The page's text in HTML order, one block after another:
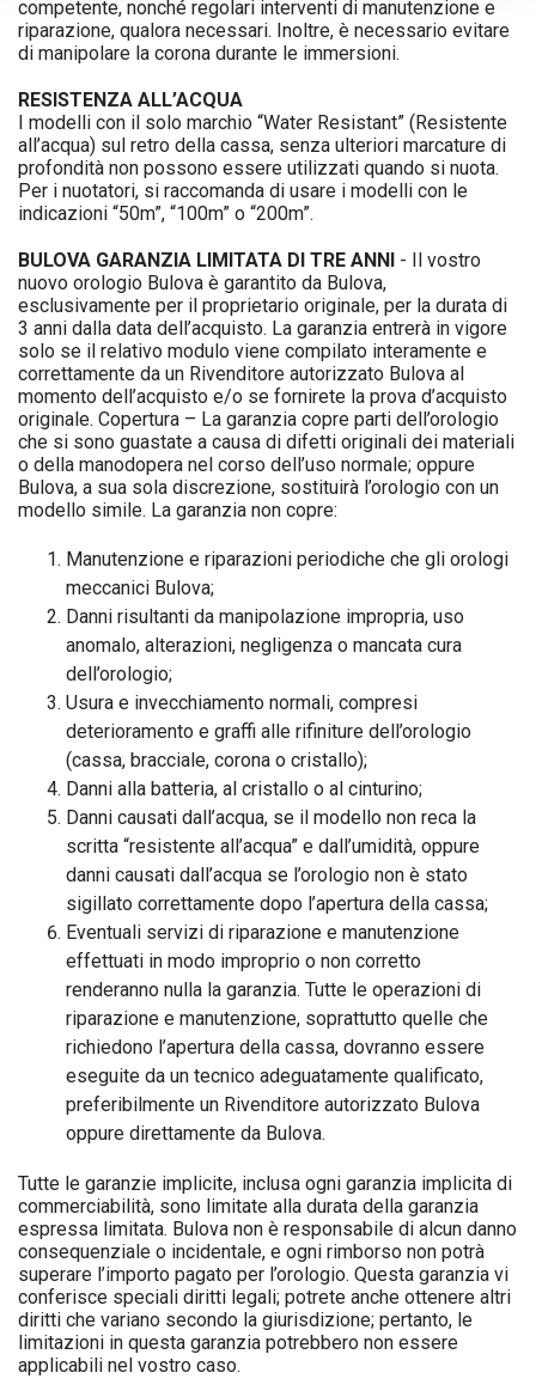
competente, nonché regolari interventi di manutenzione e
riparazione, qualora necessari. Inoltre, è necessario evitare
di manipolare la corona durante le immersioni.
RESISTENZA ALL’ACQUA
I modelli con il solo marchio “Water Resistant” (Resistente
all’acqua) sul retro della cassa, senza ulteriori marcature di
profondità non possono essere utilizzati quando si nuota.
Per i nuotatori, si raccomanda di usare i modelli con le
indicazioni “50m”, “100m” o “200m”.
BULOVA GARANZIA LIMITATA DI TRE ANNI
- Il vostro
nuovo orologio Bulova è garantito da Bulova,
esclusivamente per il proprietario originale, per la durata di
3 anni dalla data dell’acquisto. La garanzia entrerà in vigore
solo se il relativo modulo viene compilato interamente e
correttamente da un Rivenditore autorizzato Bulova al
momento dell’acquisto e/o se fornirete la prova d’acquisto
originale. Copertura – La garanzia copre parti dell’orologio
che si sono guastate a causa di difetti originali dei materiali
o della manodopera nel corso dell’uso normale; oppure
Bulova, a sua sola discrezione, sostituirà l’orologio con un
modello simile. La garanzia non copre:
Manutenzione e riparazioni periodiche che gli orologi
meccanici Bulova;
Danni risultanti da manipolazione impropria, uso
anomalo, alterazioni, negligenza o mancata cura
dell’orologio;
Usura e invecchiamento normali, compresi
deterioramento e graffi alle rifiniture dell’orologio
(cassa, bracciale, corona o cristallo);
Danni alla batteria, al cristallo o al cinturino;
Danni causati dall’acqua, se il modello non reca la
scritta “resistente all’acqua” e dall’umidità, oppure
danni causati dall’acqua se l’orologio non è stato
sigillato correttamente dopo l’apertura della cassa;
Eventuali servizi di riparazione e manutenzione
effettuati in modo improprio o non corretto
renderanno nulla la garanzia. Tutte le operazioni di
riparazione e manutenzione, soprattutto quelle che
richiedono l’apertura della cassa, dovranno essere
eseguite da un tecnico adeguatamente qualificato,
preferibilmente un Rivenditore autorizzato Bulova
oppure direttamente da Bulova.
Tutte le garanzie implicite, inclusa ogni garanzia implicita di
commerciabilità, sono limitate alla durata della garanzia
espressa limitata. Bulova non è responsabile di alcun danno
consequenziale o incidentale, e ogni rimborso non potrà
superare l’importo pagato per l’orologio. Questa garanzia vi
conferisce speciali diritti legali; potrete anche ottenere altri
diritti che variano secondo la giurisdizione; pertanto, le
limitazioni in questa garanzia potrebbero non essere
applicabili nel vostro caso.